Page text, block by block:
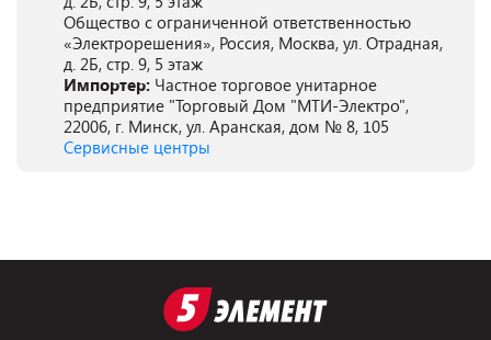
Общество с ограниченной ответственностью
«Электрорешения», Россия, Москва, ул. Отрадная,
д. 2Б, стр. 9, 5 этаж
Импортер: Частное торговое унитарное
предприятие "Торговый Дом "МТИ-Электро",
22006, г. Минск, ул. Аранская, дом № 8, 105
Сервисные центры